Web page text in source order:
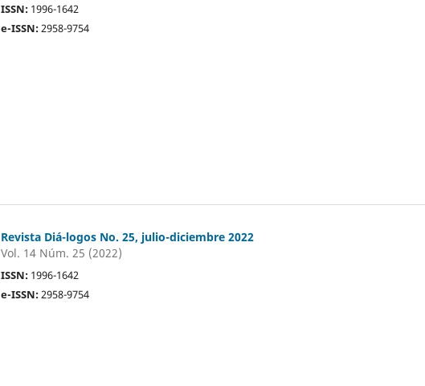
ISSN: 1996-1642
e-ISSN:2958-9754
Revista Diá-logos No. 25, julio-diciembre 2022
Vol. 14 Núm. 25 (2022)
ISSN: 1996-1642
e-ISSN:2958-9754